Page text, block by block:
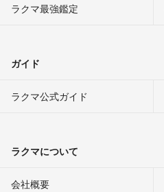
ラクマ最強鑑定
ガイド
ラクマ公式ガイド
ラクマについて
会社概要